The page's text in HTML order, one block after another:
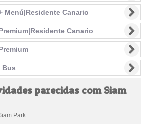
Menú|Residente Canario
Canario
Bus
parecidas com Siam
Park